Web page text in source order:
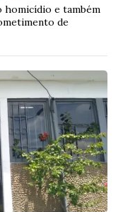
e também
de